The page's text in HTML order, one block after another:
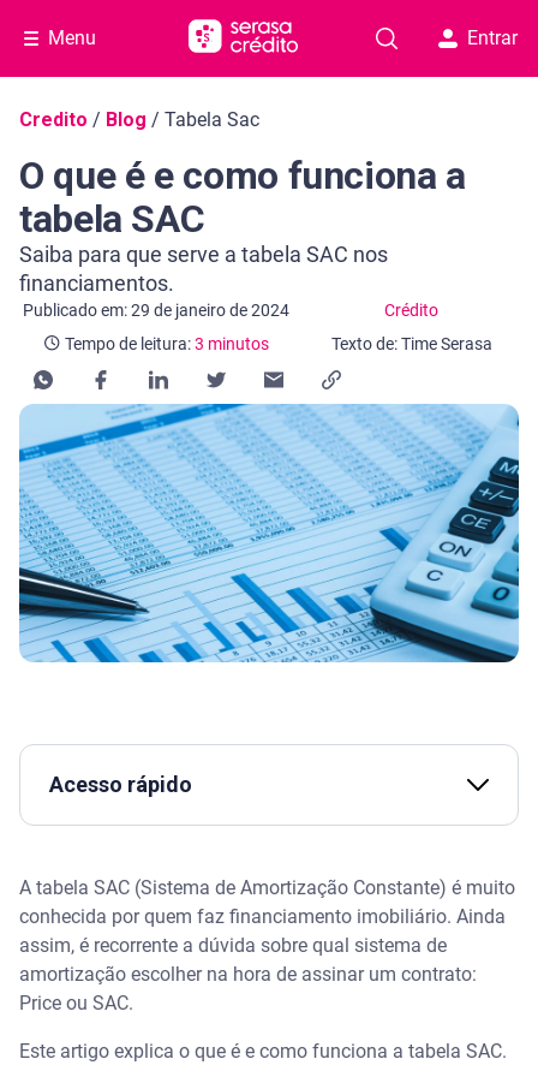
Menu Entrar
Navegação do blog
Credito / Blog / Tabela Sac
O que é e como funciona a
tabela SAC
Saiba para que serve a tabela SAC nos
financiamentos.
Publicado em: 29 de janeiro de 2024 Crédito
Categoria Crédito
Tempo de leitura:3 minutos
Tempo de leitura: 3 minutos
Texto de: Time Serasa
Acesso rápido
AMORTIZAÇÃO? - Serasa Ensina
Antes de tudo: o que é amortização?
O que é tabela SAC
Tabela SAC e tabela Price: quais as diferenças?
A tabela SAC (Sistema de Amortização Constante) é muito
conhecida por quem faz financiamento imobiliário. Ainda
assim, é recorrente a dúvida sobre qual sistema de
amortização escolher na hora de assinar um contrato:
Price ou SAC.
Este artigo explica o que é e como funciona a tabela SAC.